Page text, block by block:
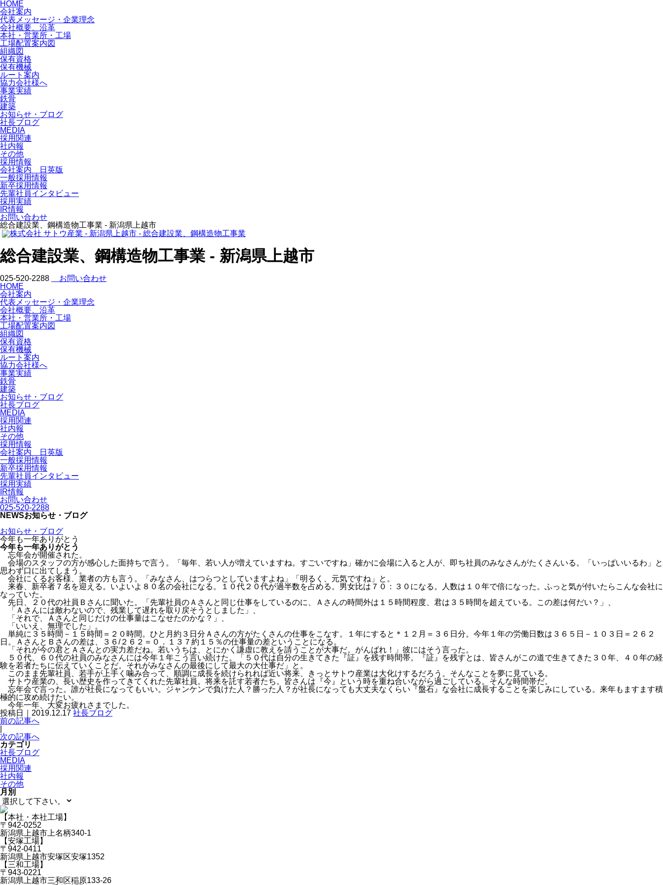
HOME
会社案内
代表メッセージ・企業理念
会社概要、沿革
本社・営業所・工場
工場配置案内図
組織図
保有資格
保有機械
ルート案内
協力会社様へ
事業実績
鉄骨
建築
お知らせ・ブログ
社長ブログ
MEDIA
採用関連
社内報
その他
採用情報
会社案内 日英版
一般採用情報
新卒採用情報
先輩社員インタビュー
採用実績
IR情報
お問い合わせ
総合建設業、鋼構造物工事業 - 新潟県上越市
総合建設業、鋼構造物工事業 - 新潟県上越市
025-520-2288
お問い合わせ
HOME
会社案内
代表メッセージ・企業理念
会社概要、沿革
本社・営業所・工場
工場配置案内図
組織図
保有資格
保有機械
ルート案内
協力会社様へ
事業実績
鉄骨
建築
お知らせ・ブログ
社長ブログ
MEDIA
採用関連
社内報
その他
採用情報
会社案内 日英版
一般採用情報
新卒採用情報
先輩社員インタビュー
採用実績
IR情報
お問い合わせ
025-520-2288
NEWSお知らせ・ブログ
お知らせ・ブログ
今年も一年ありがとう
今年も一年ありがとう
忘年会が開催された。
会場のスタッフの方が感心した面持ちで言う。「毎年、若い人が増えていますね。すごいですね」確かに会場に入ると人が、即ち社員のみなさんがたくさんいる。「いっぱいいるわ」と
思わず口に出てしまう。
会社にくるお客様、業者の方も言う。「みなさん、はつらつとしていますよね」「明るく、元気ですね」と。
来春、新卒者７名を迎える。いよいよ８０名の会社になる。１０代２０代が過半数を占める。男女比は７０：３０になる。人数は１０年で倍になった。ふっと気が付いたらこんな会社に
なっていた。
先日、２０代の社員Ｂさんに聞いた。「先輩社員のＡさんと同じ仕事をしているのに、Ａさんの時間外は１５時間程度、君は３５時間を超えている。この差は何だい？」、
「Ａさんには敵わないので、残業して遅れを取り戻そうとしました」、
「それで、Ａさんと同じだけの仕事量はこなせたのかな？」、
「いいえ、無理でした」。
単純に３５時間－１５時間＝２０時間。ひと月約３日分Ａさんの方がたくさんの仕事をこなす。１年にすると＊１２月＝３６日分。今年１年の労働日数は３６５日－１０３日＝２６２
日。ＡさんとＢさんの差は、３６/２６２＝０．１３７約１５％の仕事量の差ということになる。
「それが今の君とＡさんとの実力差だね。若いうちは、とにかく謙虚に教えを請うことが大事だ。がんばれ！」彼にはそう言った。
５０代、６０代の社員のみなさんには今年１年こう言い続けた。「５０代は自分の生きてきた『証』を残す時間帯。『証』を残すとは、皆さんがこの道で生きてきた３０年、４０年の経
験を若者たちに伝えていくことだ。それがみなさんの最後にして最大の大仕事だ」と。
このまま先輩社員、若手が上手く噛み合って、順調に成長を続けられれば近い将来、きっとサトウ産業は大化けするだろう。そんなことを夢に見ている。
サトウ産業の、長い歴史を作ってきてくれた先輩社員。将来を託す若者たち。皆さんは『今』という時を重ね合いながら過ごしている。そんな時間帯だ。
忘年会で言った。誰が社長になってもいい。ジャンケンで負けた人？勝った人？が社長になっても大丈夫なくらい『盤石』な会社に成長することを楽しみにしている。来年もますます積
極的に攻め続けたい。
今年一年、大変お疲れさまでした。
投稿日｜2019.12.17 社長ブログ
前の記事へ
次の記事へ
カテゴリ
社長ブログ
MEDIA
採用関連
社内報
その他
月別
【本社・本社工場】
〒942-0252
新潟県上越市上名柄340-1
【安塚工場】
〒942-0411
新潟県上越市安塚区安塚1352
【三和工場】
〒943-0221
新潟県上越市三和区稲原133-26